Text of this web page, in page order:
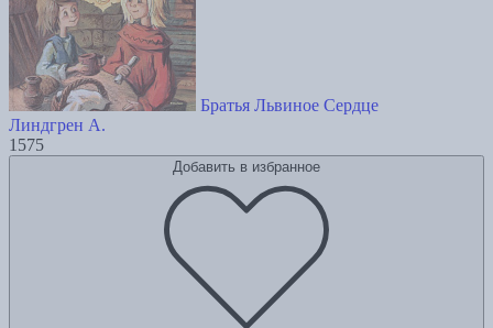
Братья Львиное Сердце
Линдгрен А.
1575
Добавить в избранное